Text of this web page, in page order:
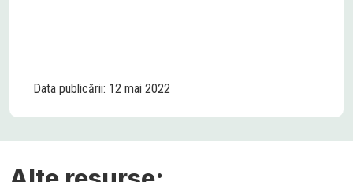
Data publicării: 12 mai 2022